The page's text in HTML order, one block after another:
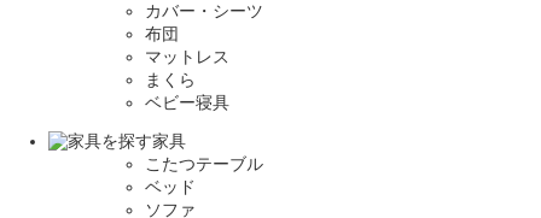
カバー・シーツ
布団
マットレス
まくら
ベビー寝具
家具
こたつテーブル
ベッド
ソファ